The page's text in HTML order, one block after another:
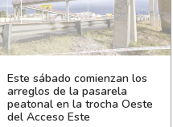
Este sábado comienzan los
arreglos de la pasarela
peatonal en la trocha Oeste
del Acceso Este